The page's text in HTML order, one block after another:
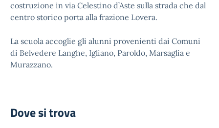
costruzione in via Celestino d’Aste sulla strada che dal
centro storico porta alla frazione Lovera.
La scuola accoglie gli alunni provenienti dai Comuni
di Belvedere Langhe, Igliano, Paroldo, Marsaglia e
Murazzano.
Dove si trova